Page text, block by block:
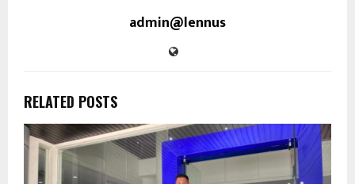
admin@lennus
RELATED POSTS